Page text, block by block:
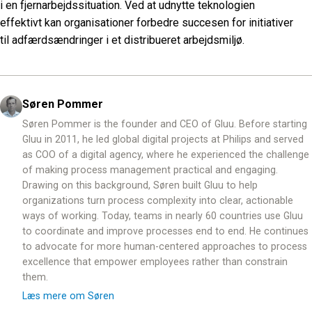
i en fjernarbejdssituation. Ved at udnytte teknologien
effektivt kan organisationer forbedre succesen for initiativer
til adfærdsændringer i et distribueret arbejdsmiljø.
Søren Pommer
Søren Pommer is the founder and CEO of Gluu. Before starting
Gluu in 2011, he led global digital projects at Philips and served
as COO of a digital agency, where he experienced the challenge
of making process management practical and engaging.
Drawing on this background, Søren built Gluu to help
organizations turn process complexity into clear, actionable
ways of working. Today, teams in nearly 60 countries use Gluu
to coordinate and improve processes end to end. He continues
to advocate for more human-centered approaches to process
excellence that empower employees rather than constrain
them.
Læs mere om Søren